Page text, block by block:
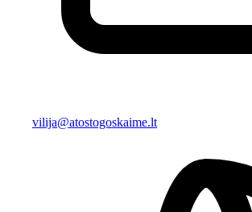
vilija@atostogoskaime.lt